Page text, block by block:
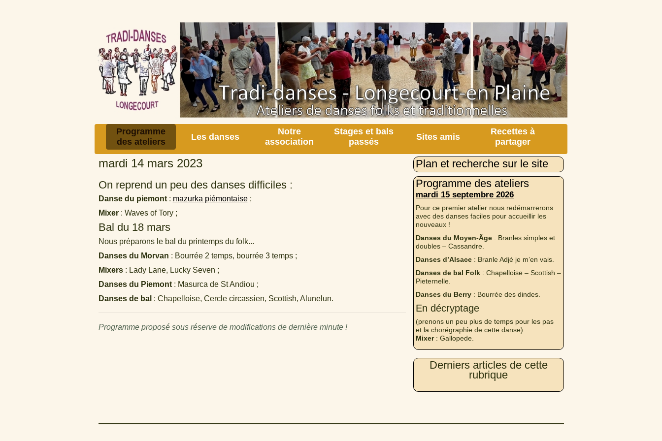
Programme
des ateliers
Les danses
Notre
association
Stages et bals
passés
Sites amis
Recettes à
partager
mardi 14 mars 2023
On reprend un peu des danses difficiles :
Danse du piemont: mazurka piémontaise;
Mixer: Waves of Tory ;
Bal du 18 mars
Nous préparons le bal du printemps du folk...
Danses du Morvan : Bourrée 2 temps, bourrée 3 temps ;
Mixers: Lady Lane, Lucky Seven ;
Danses du Piemont: Masurca de St Andiou ;
Danses de bal : Chapelloise, Cercle circassien, Scottish, Alunelun.
Programme proposé sous réserve de modifications de dernière minute !
Plan et recherche sur le site
Programme des ateliers
mardi 15 septembre 2026
Pour ce premier atelier nous redémarrerons
avec des danses faciles pour accueillir les
nouveaux !
Danses du Moyen-Âge : Branles simples et
doubles – Cassandre.
Danses d’Alsace : Branle Adjé je m’en vais.
Danses de bal Folk : Chapelloise – Scottish –
Pieternelle.
Danses du Berry : Bourrée des dindes.
En décryptage
(prenons un peu plus de temps pour les pas
et la chorégraphie de cette danse)
Mixer: Gallopede.
Derniers articles de cette
rubrique